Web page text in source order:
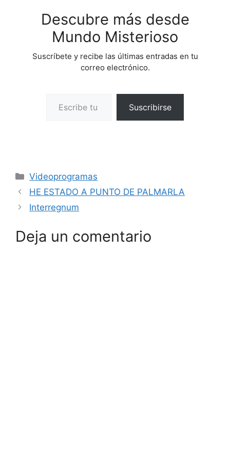
Descubre más desde
Mundo Misterioso
Suscríbete y recibe las últimas entradas en tu
correo electrónico.
Suscribirse
Categorías
Videoprogramas
HE ESTADO A PUNTO DE PALMARLA
Interregnum
Deja un comentario